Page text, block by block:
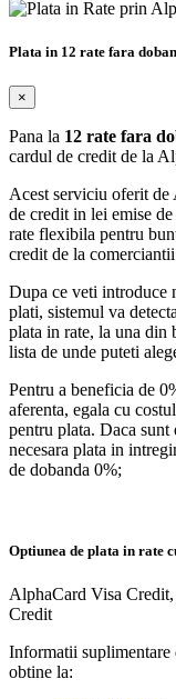
Plata in 12 rate fara
×
Pana la 12 rate fara
cardul de credit de la
Acest serviciu oferit
de credit in lei emise
rate flexibila pentru
credit de la
Dupa ce veti introduce
plati, sistemul va
plata in rate, la una din
lista de unde puteti
Pentru a beneficia de
aferenta, egala cu
pentru plata. Daca sunt
necesara plata in
de dobanda 0%;
Optiunea de plata in rate
AlphaCard Visa
Credit
Informatii suplimentare
obtine la: